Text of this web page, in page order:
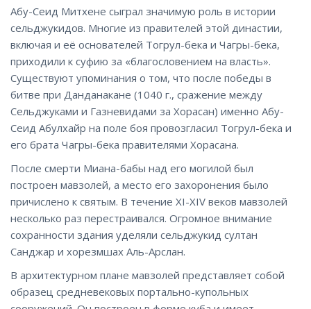
Абу-Сеид Митхене сыграл значимую роль в истории
сельджукидов. Многие из правителей этой династии,
включая и её основателей Тогрул-бека и Чагры-бека,
приходили к суфию за «благословением на власть».
Существуют упоминания о том, что после победы в
битве при Данданакане (1040 г., сражение между
Сельджуками и Газневидами за Хорасан) именно Абу-
Сеид Абулхайр на поле боя провозгласил Тогрул-бека и
его брата Чагры-бека правителями Хорасана.
После смерти Миана-бабы над его могилой был
построен мавзолей, а место его захоронения было
причислено к святым. В течение XI-XIV веков мавзолей
несколько раз перестраивался. Огромное внимание
сохранности здания уделяли сельджукид султан
Санджар и хорезмшах Аль-Арслан.
В архитектурном плане мавзолей представляет собой
образец средневековых портально-купольных